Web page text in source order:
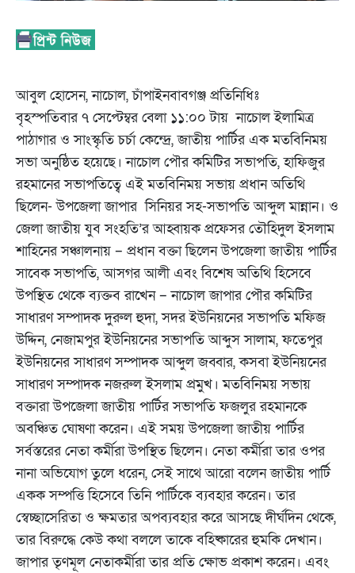
আবুল হোসেন, নাচোল, চাঁপাইনবাবগঞ্জ প্রতিনিধিঃ
বৃহস্পতিবার ৭ সেপ্টেম্বর বেলা ১১:০০ টায় নাচোল ইলামিত্র
পাঠাগার ও সাংস্কৃতি চর্চা কেন্দ্রে, জাতীয় পার্টির এক মতবিনিময়
সভা অনুষ্ঠিত হয়েছে। নাচোল পৌর কমিটির সভাপতি, হাফিজুর
রহমানের সভাপতিত্বে এই মতবিনিময় সভায় প্রধান অতিথি
ছিলেন- উপজেলা জাপার সিনিয়র সহ-সভাপতি আব্দুল মান্নান। ও
জেলা জাতীয় যুব সংহতি’র আহ্বায়ক প্রফেসর তৌহিদুল ইসলাম
শাহিনের সঞ্চালনায় – প্রধান বক্তা ছিলেন উপজেলা জাতীয় পার্টির
সাবেক সভাপতি, আসগর আলী এবং বিশেষ অতিথি হিসেবে
উপস্থিত থেকে ব্যক্তব রাখেন – নাচোল জাপার পৌর কমিটির
সাধারণ সম্পাদক দুরুল হুদা, সদর ইউনিয়নের সভাপতি মফিজ
উদ্দিন, নেজামপুর ইউনিয়নের সভাপতি আব্দুস সালাম, ফতেপুর
ইউনিয়নের সাধারণ সম্পাদক আব্দুল জব্বার, কসবা ইউনিয়নের
সাধারণ সম্পাদক নজরুল ইসলাম প্রমুখ। মতবিনিময় সভায়
বক্তারা উপজেলা জাতীয় পার্টির সভাপতি ফজলুর রহমানকে
অবঞ্চিত ঘোষণা করেন। এই সময় উপজেলা জাতীয় পার্টির
সর্বস্তরের নেতা কর্মীরা উপস্থিত ছিলেন। নেতা কর্মীরা তার ওপর
নানা অভিযোগ তুলে ধরেন, সেই সাথে আরো বলেন জাতীয় পার্টি
একক সম্পত্তি হিসেবে তিনি পার্টিকে ব্যবহার করেন। তার
স্বেচ্ছাসেরিতা ও ক্ষমতার অপব্যবহার করে আসছে দীর্ঘদিন থেকে,
তার বিরুদ্ধে কেউ কথা বললে তাকে বহিষ্কারের হুমকি দেখান।
জাপার তৃণমূল নেতাকর্মীরা তার প্রতি ক্ষোভ প্রকাশ করেন। এবং